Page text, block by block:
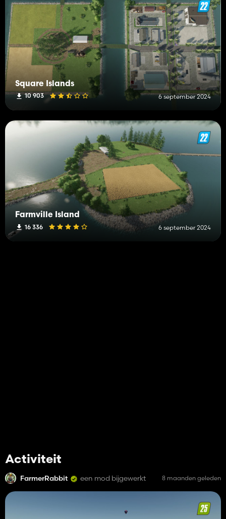
Square Islands
10 903 6 september 2024
Farmville Island
16 336 6 september 2024
Activiteit
FarmerRabbit een mod bijgewerkt 8 maanden geleden